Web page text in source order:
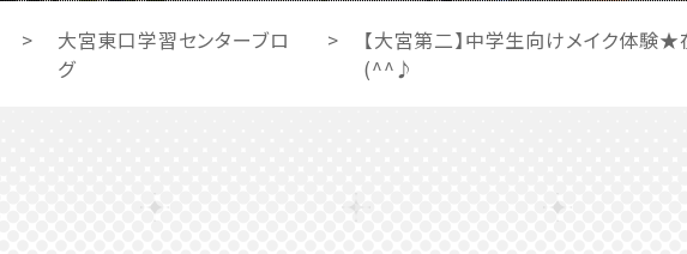
>
大宮東口学習センターブロ
グ
>
【大宮第二】中学生向けメイク体験
(^^♪